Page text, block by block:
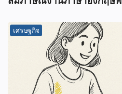
เศรษฐกิจ